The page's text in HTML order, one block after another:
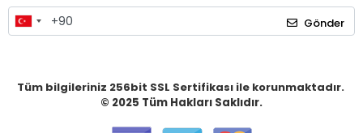
Gönder
Tüm bilgileriniz 256bit SSL Sertifikası ile korunmaktadır.
© 2025 Tüm Hakları Saklıdır.